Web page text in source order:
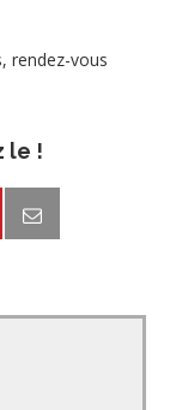
rendez-vous
le !